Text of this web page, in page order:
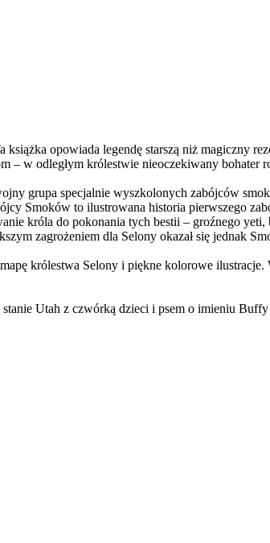
opowiada legendę starszą niż magiczny
– w odległym królestwie nieoczekiwany bohater
grupa specjalnie wyszkolonych zabójców
Smoków to ilustrowana historia pierwszego
króla do pokonania tych bestii – groźnego
zagrożeniem dla Selony okazał się jednak
królestwa Selony i piękne kolorowe
Utah z czwórką dzieci i psem o imieniu